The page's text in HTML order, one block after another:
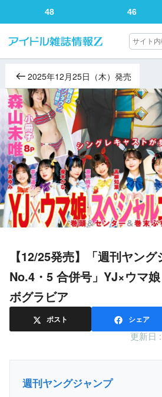
48 46
2025年12月25日（木）発売
【12/25発売】「週刊ヤングジャンプ 2026年
No.4・5 合併号」YJ×ウマ
ボグラビア
ポスト シェア
更新日 :
週刊ヤングジャンプ